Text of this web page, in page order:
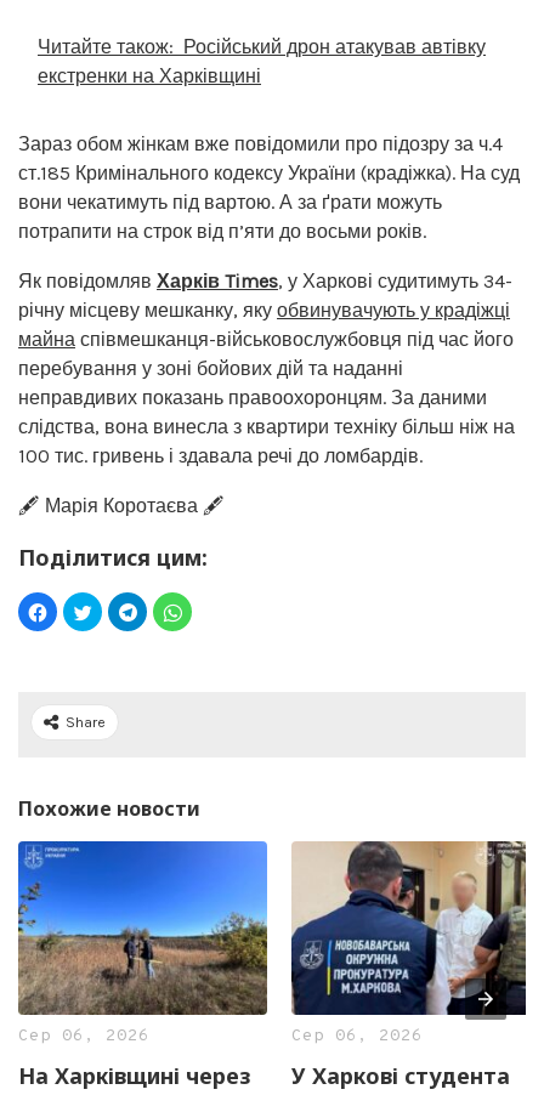
Читайте також: Російський дрон атакував автівку
екстренки на Харківщині
Зараз обом жінкам вже повідомили про підозру за ч.4
ст.185 Кримінального кодексу України (крадіжка). На суд
вони чекатимуть під вартою. А за ґрати можуть
потрапити на строк від п’яти до восьми років.
Як повідомляв Харків Times, у Харкові судитимуть 34-
річну місцеву мешканку, яку обвинувачують у крадіжці
майна співмешканця-військовослужбовця під час його
перебування у зоні бойових дій та наданні
неправдивих показань правоохоронцям. За даними
слідства, вона винесла з квартири техніку більш ніж на
100 тис. гривень і здавала речі до ломбардів.
🖋️ Марія Коротаєва 🖋️
Поділитися цим:
Share
Похожие новости
Сер 06, 2026
На Харківщині через
Сер 06, 2026
У Харкові студента